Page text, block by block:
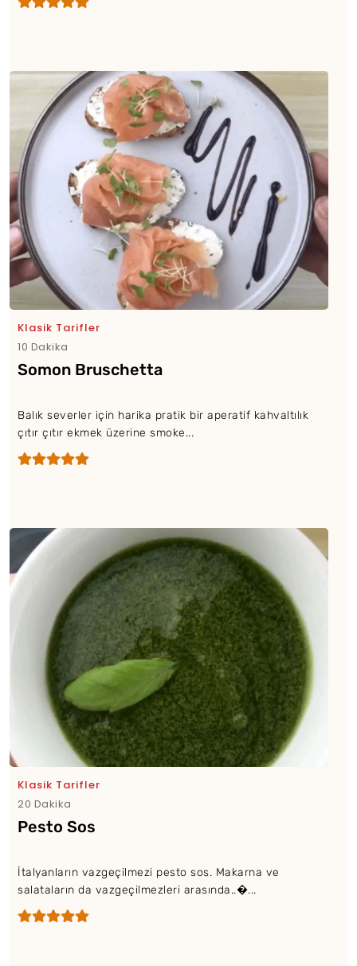
Klasik Tarifler
10 Dakika
Somon Bruschetta
Balık severler için harika pratik bir aperatif kahvaltılık
çıtır çıtır ekmek üzerine smoke...
Klasik Tarifler
20 Dakika
Pesto Sos
İtalyanların vazgeçilmezi pesto sos. Makarna ve
salataların da vazgeçilmezleri arasında..�...